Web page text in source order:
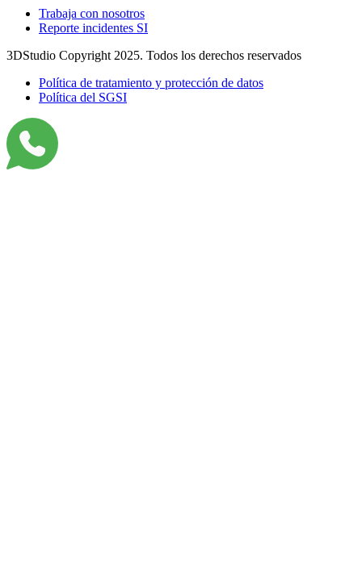
Trabaja con nosotros
Reporte incidentes SI
3DStudio Copyright 2025. Todos los derechos reservados
Política de tratamiento y protección de datos
Política del SGSI